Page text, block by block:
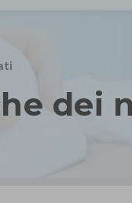
dei